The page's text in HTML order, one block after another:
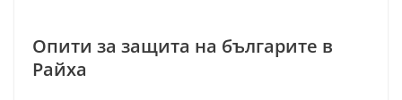
Опити за защита на българите в
Райха